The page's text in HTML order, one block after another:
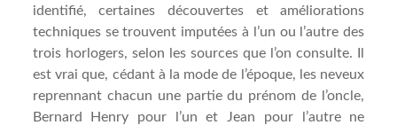
identifié, certaines découvertes et améliorations
techniques se trouvent imputées à l’un ou l’autre des
trois horlogers, selon les sources que l’on consulte. Il
est vrai que, cédant à la mode de l’époque, les neveux
reprennant chacun une partie du prénom de l’oncle,
Bernard Henry pour l’un et Jean pour l’autre ne